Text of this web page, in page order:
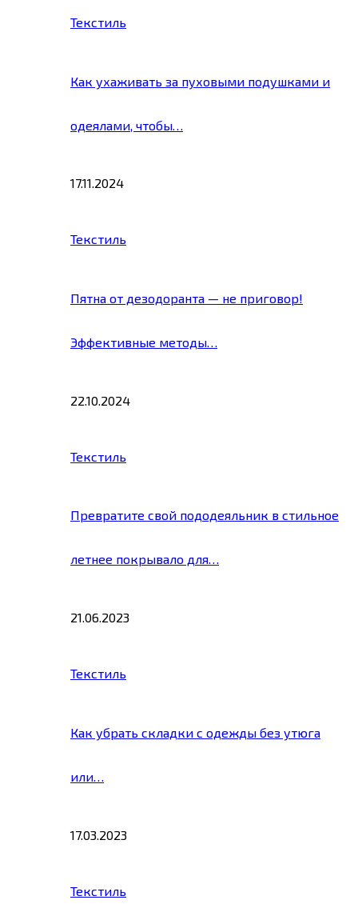
Текстиль
Как ухаживать за пуховыми подушками и
одеялами, чтобы…
17.11.2024
Текстиль
Пятна от дезодоранта — не приговор!
Эффективные методы…
22.10.2024
Текстиль
Превратите свой пододеяльник в стильное
летнее покрывало для…
21.06.2023
Текстиль
Как убрать складки с одежды без утюга
или…
17.03.2023
Текстиль